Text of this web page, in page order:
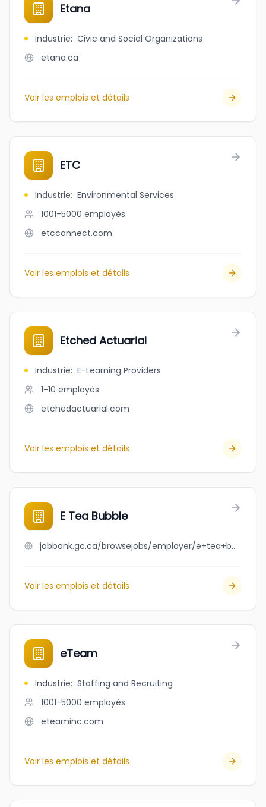
Etana
Industrie: Civic and Social Organizations
etana.ca
Voir les emplois et détails
ETC
Industrie: Environmental Services
1001-5000 employés
etcconnect.com
Voir les emplois et détails
Etched Actuarial
Industrie: E-Learning Providers
1-10 employés
etchedactuarial.com
Voir les emplois et détails
E Tea Bubble
jobbank.gc.ca/browsejobs/employer/e+tea+bubble/ca
Voir les emplois et détails
eTeam
Industrie: Staffing and Recruiting
1001-5000 employés
eteaminc.com
Voir les emplois et détails